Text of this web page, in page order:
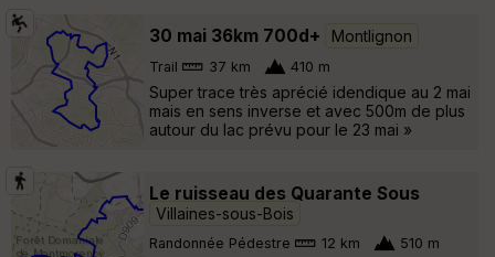
30 mai 36km 700d+ Montlignon
Trail 37 km 410 m
Super trace très aprécié idendique au 2 mai
mais en sens inverse et avec 500m de plus
autour du lac prévu pour le 23 mai »
Le ruisseau des Quarante Sous
Villaines-sous-Bois
Randonnée Pédestre 12 km 510 m